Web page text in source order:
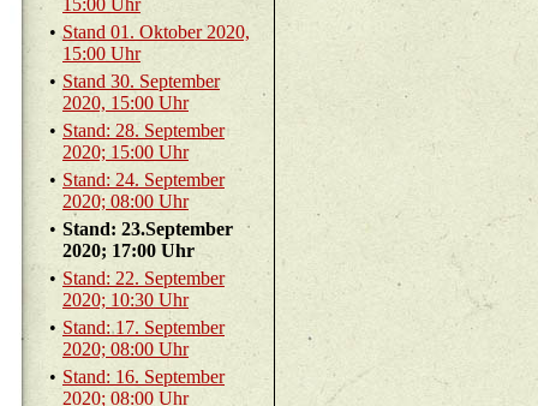
15:00 Uhr
• Stand 01. Ok­to­ber 2020,
15:00 Uhr
• Stand 30. Sep­tem­ber
2020, 15:00 Uhr
• Stand: 28. Sep­tem­ber
2020; 15:00 Uhr
• Stand: 24. Sep­tem­ber
2020; 08:00 Uhr
• Stand: 23.​September
2020; 17:00 Uhr
• Stand: 22. Sep­tem­ber
2020; 10:30 Uhr
• Stand: 17. Sep­tem­ber
2020; 08:00 Uhr
• Stand: 16. Sep­tem­ber
2020; 08:00 Uhr